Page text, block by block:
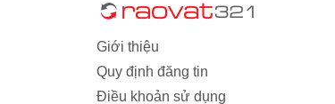
Giới thiệu
Quy định đăng tin
Điều khoản sử dụng